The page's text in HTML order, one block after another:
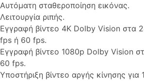
Αυτόματη σταθεροποίηση εικόνας.
Λειτουργία ριπής.
Εγγραφή βίντεο 4K Dolby Vision στα
fps ή 60 fps.
Εγγραφή βίντεο 1080p Dolby Vision
60 fps.
Υποστήριξη βίντεο αργής κίνησης